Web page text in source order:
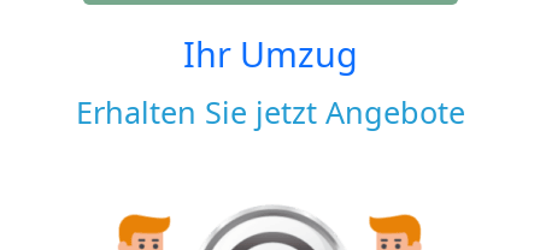
Ihr Umzug
Erhalten Sie jetzt Angebote